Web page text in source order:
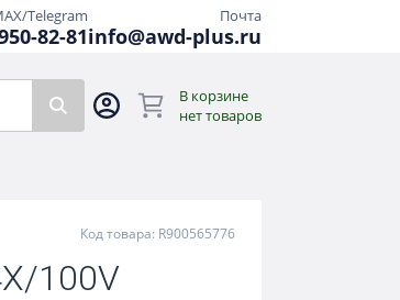
82-81
Telegram
info@awd-plus.ru
Почта
В корзине
нет товаров
Код товара: R900565776
100V